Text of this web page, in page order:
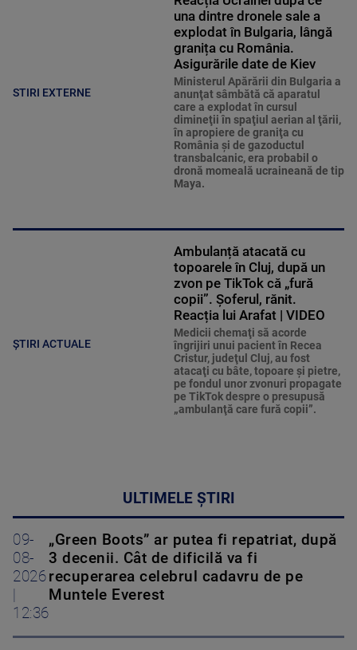
STIRI EXTERNE
una dintre dronele sale a
explodat în Bulgaria, lângă
granița cu România.
Asigurările date de Kiev
Ministerul Apărării din Bulgaria a
anunţat sâmbătă că aparatul
care a explodat în cursul
dimineţii în spaţiul aerian al ţării,
în apropiere de graniţa cu
România şi de gazoductul
transbalcanic, era probabil o
dronă momeală ucraineană de tip
Maya.
ȘTIRI ACTUALE
Ambulanță atacată cu
topoarele în Cluj, după un
zvon pe TikTok că „fură
copii”. Șoferul, rănit.
Reacția lui Arafat | VIDEO
Medicii chemaţi să acorde
îngrijiri unui pacient în Recea
Cristur, judeţul Cluj, au fost
atacaţi cu bâte, topoare şi pietre,
pe fondul unor zvonuri propagate
pe TikTok despre o presupusă
„ambulanţă care fură copii”.
ULTIMELE ȘTIRI
09-
08-
2026
12:36
„Green Boots” ar putea fi repatriat, după
3 decenii. Cât de dificilă va fi
recuperarea celebrul cadavru de pe
Muntele Everest